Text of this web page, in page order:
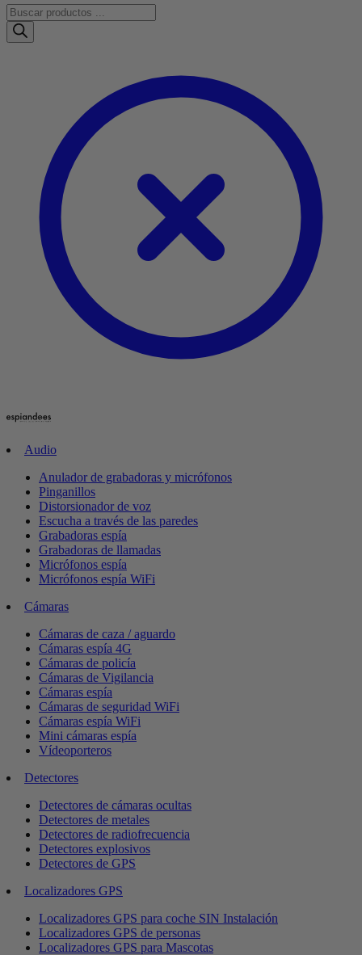
Búsqueda
de
productos
Audio
Anulador de grabadoras y micrófonos
Pinganillos
Distorsionador de voz
Escucha a través de las paredes
Grabadoras espía
Grabadoras de llamadas
Micrófonos espía
Micrófonos espía WiFi
Cámaras
Cámaras de caza / aguardo
Cámaras espía 4G
Cámaras de policía
Cámaras de Vigilancia
Cámaras espía
Cámaras de seguridad WiFi
Cámaras espía WiFi
Mini cámaras espía
Vídeoporteros
Detectores
Detectores de cámaras ocultas
Detectores de metales
Detectores de radiofrecuencia
Detectores explosivos
Detectores de GPS
Localizadores GPS
Localizadores GPS para coche SIN Instalación
Localizadores GPS de personas
Localizadores GPS para Mascotas